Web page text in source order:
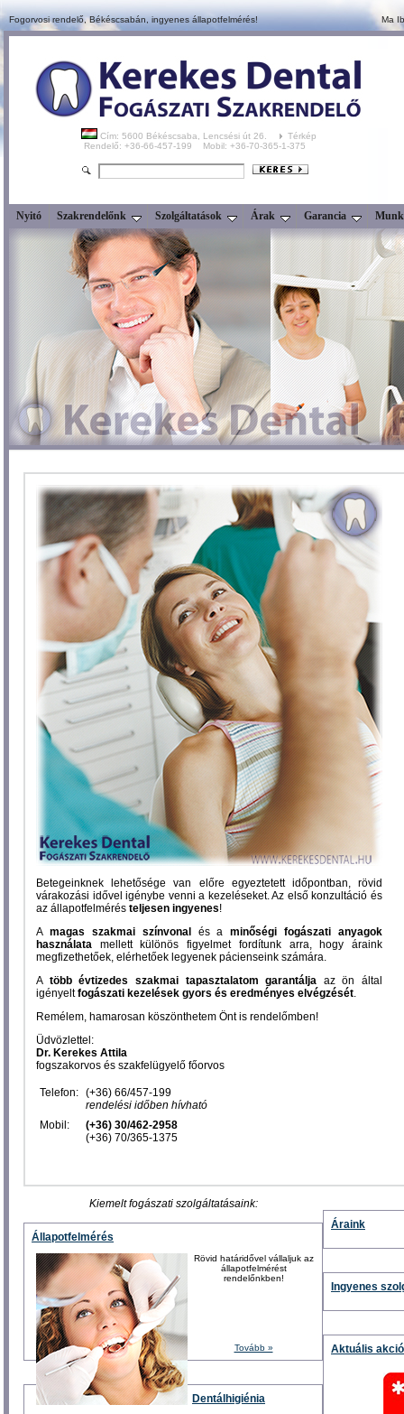
Fogorvosi rendelő, Békéscsabán, ingyenes állapotfelmérés! Ma
Cím: 5600 Békéscsaba, Lencsési út 26.
Térkép
Rendelő: +36-66-457-199 Mobil: +36-70-365-1-375
Nyitó Szakrendelőnk Szolgáltatások Árak Garancia
Betegeinknek lehetősége van előre egyeztetett időpontban, rövid
várakozási idővel igénybe venni a kezeléseket. Az első konzultáció és
az állapotfelmérés teljesen ingyenes!
A magas szakmai színvonal és aminőségi fogászati anyagok
használata mellett különös figyelmet fordítunk arra, hogy áraink
megfizethetőek, elérhetőek legyenek pácienseink számára.
A több évtizedes szakmai tapasztalatom garantálja az ön által
igényeltfogászati kezelések gyors és eredményes elvégzését.
Remélem, hamarosan köszönthetem Önt is rendelőmben!
Üdvözlettel:
Dr. Kerekes Attila
fogszakorvos és szakfelügyelő főorvos
Telefon: (+36) 66/457-199
rendelési időben hívható
Mobil:
(+36) 30/462-2958
(+36) 70/365-1375
Kiemelt fogászati szolgáltatásaink:
Állapotfelmérés
Rövid határidővel vállaljuk az
állapotfelmérést
rendelőnkben!
Tovább »
Dentálhigiénia
Áraink
Ingyenes
Aktuális